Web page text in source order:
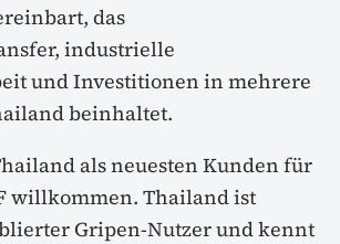
das
industrielle
und Investitionen in mehrere
beinhaltet.
als neuesten Kunden für
willkommen. Thailand ist
Gripen-Nutzer und kennt